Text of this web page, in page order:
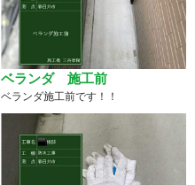
ベランダ 施工前
ベランダ施工前です！！